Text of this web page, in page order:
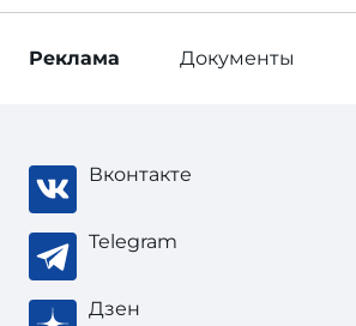
Реклама Документы
Вконтакте
Telegram
Дзен